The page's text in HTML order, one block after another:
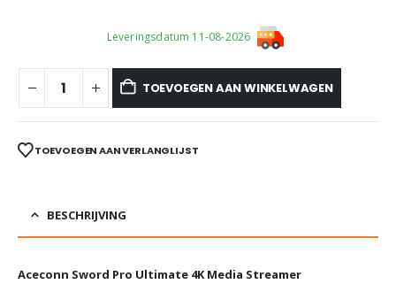
Leveringsdatum 11-08-2026
TOEVOEGEN AAN WINKELWAGEN
TOEVOEGEN AAN VERLANGLIJST
BESCHRIJVING
Aceconn Sword Pro Ultimate 4K Media Streamer